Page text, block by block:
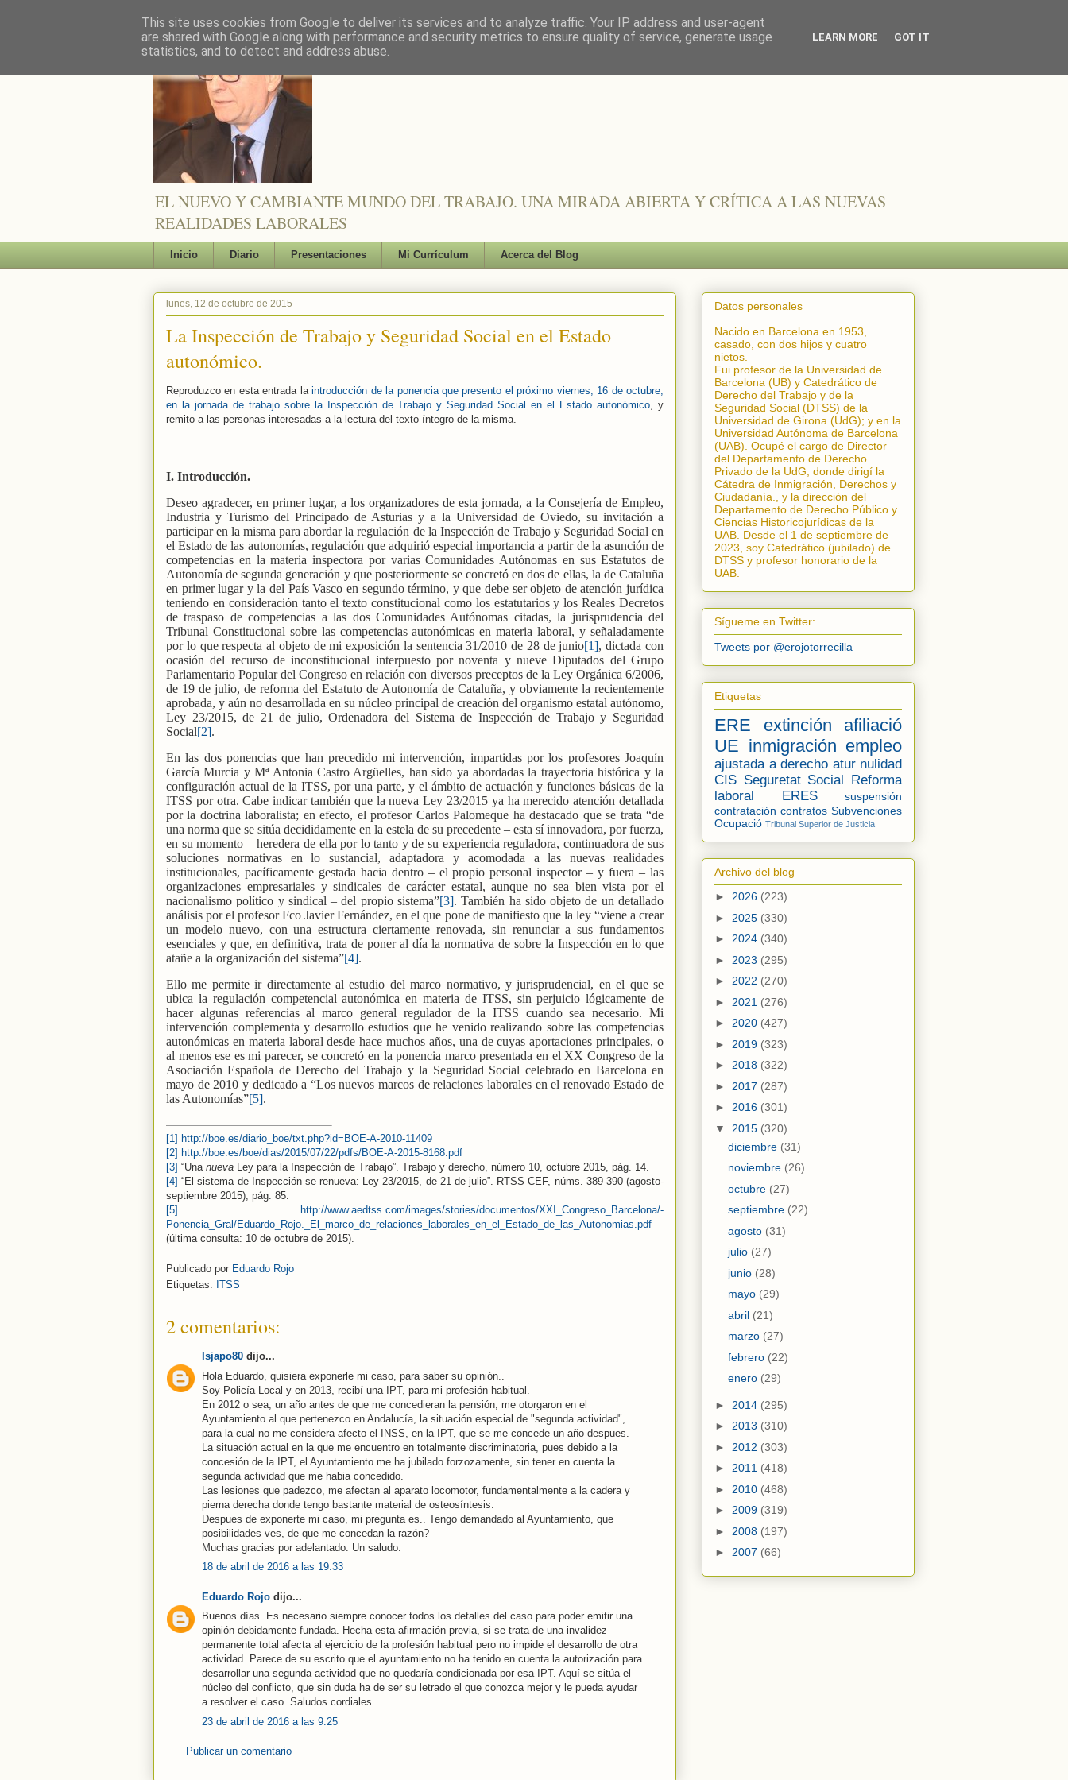
EL NUEVO Y CAMBIANTE MUNDO DEL TRABAJO. UNA MIRADA ABIERTA Y CRÍTICA A LAS NUEVAS
REALIDADES LABORALES
Inicio Diario Presentaciones Mi Currículum Acerca del Blog
lunes, 12 de octubre de 2015
La Inspección de Trabajo y Seguridad Social en el Estado
autonómico.
Reproduzco en esta entrada laintroducción de la ponencia que presento el próximo viernes, 16 de octubre,
en la jornada de trabajo sobre la Inspección de Trabajo y Seguridad Social en el Estado autonómico , y
remito a las personas interesadas a la lectura del texto íntegro de la misma.
I. Introducción.
Deseo agradecer, en primer lugar, a los organizadores de esta jornada, a la Consejería de Empleo,
Industria y Turismo del Principado de Asturias y a la Universidad de Oviedo, su invitación a
participar en la misma para abordar la regulación de la Inspección de Trabajo y Seguridad Social en
el Estado de las autonomías, regulación que adquirió especial importancia a partir de la asunción de
competencias en la materia inspectora por varias Comunidades Autónomas en sus Estatutos de
Autonomía de segunda generación y que posteriormente se concretó en dos de ellas, la de Cataluña
en primer lugar y la del País Vasco en segundo término, y que debe ser objeto de atención jurídica
teniendo en consideración tanto el texto constitucional como los estatutarios y los Reales Decretos
de traspaso de competencias a las dos Comunidades Autónomas citadas, la jurisprudencia del
Tribunal Constitucional sobre las competencias autonómicas en materia laboral, y señaladamente
por lo que respecta al objeto de mi exposición la sentencia 31/2010 de 28 de junio[1], dictada con
ocasión del recurso de inconstitucional interpuesto por noventa y nueve Diputados del Grupo
Parlamentario Popular del Congreso en relación con diversos preceptos de la Ley Orgánica 6/2006,
de 19 de julio, de reforma del Estatuto de Autonomía de Cataluña, y obviamente la recientemente
aprobada, y aún no desarrollada en su núcleo principal de creación del organismo estatal autónomo,
Ley 23/2015, de 21 de julio, Ordenadora del Sistema de Inspección de Trabajo y Seguridad
Social[2].
En las dos ponencias que han precedido mi intervención, impartidas por los profesores Joaquín
García Murcia y Mª Antonia Castro Argüelles, han sido ya abordadas la trayectoria histórica y la
configuración actual de la ITSS, por una parte, y el ámbito de actuación y funciones básicas de la
ITSS por otra. Cabe indicar también que la nueva Ley 23/2015 ya ha merecido atención detallada
por la doctrina laboralista; en efecto, el profesor Carlos Palomeque ha destacado que se trata “de
una norma que se sitúa decididamente en la estela de su precedente – esta sí innovadora, por fuerza,
en su momento – heredera de ella por lo tanto y de su experiencia reguladora, continuadora de sus
soluciones normativas en lo sustancial, adaptadora y acomodada a las nuevas realidades
institucionales, pacíficamente gestada hacia dentro – el propio personal inspector – y fuera – las
organizaciones empresariales y sindicales de carácter estatal, aunque no sea bien vista por el
nacionalismo político y sindical – del propio sistema”[3]. También ha sido objeto de un detallado
análisis por el profesor Fco Javier Fernández, en el que pone de manifiesto que la ley “viene a crear
un modelo nuevo, con una estructura ciertamente renovada, sin renunciar a sus fundamentos
esenciales y que, en definitiva, trata de poner al día la normativa de sobre la Inspección en lo que
atañe a la organización del sistema”[4].
Ello me permite ir directamente al estudio del marco normativo, y jurisprudencial, en el que se
ubica la regulación competencial autonómica en materia de ITSS, sin perjuicio lógicamente de
hacer algunas referencias al marco general regulador de la ITSS cuando sea necesario. Mi
intervención complementa y desarrollo estudios que he venido realizando sobre las competencias
autonómicas en materia laboral desde hace muchos años, una de cuyas aportaciones principales, o
al menos ese es mi parecer, se concretó en la ponencia marco presentada en el XX Congreso de la
Asociación Española de Derecho del Trabajo y la Seguridad Social celebrado en Barcelona en
mayo de 2010 y dedicado a “Los nuevos marcos de relaciones laborales en el renovado Estado de
las Autonomías”[5].
[1] http://boe.es/diario_boe/txt.php?id=BOE-A-2010-11409
[2] http://boe.es/boe/dias/2015/07/22/pdfs/BOE-A-2015-8168.pdf
[3] “Una nueva Ley para la Inspección de Trabajo”. Trabajo y derecho, número 10, octubre 2015, pág. 14.
[4] “El sistema de Inspección se renueva: Ley 23/2015, de 21 de julio”. RTSS CEF, núms. 389-390 (agosto-
septiembre 2015), pág. 85.
[5]
http://www.aedtss.com/images/stories/documentos/XXI_Congreso_Barcelona/-
Ponencia_Gral/Eduardo_Rojo._El_marco_de_relaciones_laborales_en_el_Estado_de_las_Autonomias.pdf
(última consulta: 10 de octubre de 2015).
Publicado por Eduardo Rojo
Etiquetas: ITSS
2 comentarios:
Isjapo80 dijo...
Hola Eduardo, quisiera exponerle mi caso, para saber su opinión..
Soy Policía Local y en 2013, recibí una IPT, para mi profesión habitual.
En 2012 o sea, un año antes de que me concedieran la pensión, me otorgaron en el
Ayuntamiento al que pertenezco en Andalucía, la situación especial de "segunda actividad",
para la cual no me considera afecto el INSS, en la IPT, que se me concede un año despues.
La situación actual en la que me encuentro en totalmente discriminatoria, pues debido a la
concesión de la IPT, el Ayuntamiento me ha jubilado forzozamente, sin tener en cuenta la
segunda actividad que me habia concedido.
Las lesiones que padezco, me afectan al aparato locomotor, fundamentalmente a la cadera y
pierna derecha donde tengo bastante material de osteosíntesis.
Despues de exponerte mi caso, mi pregunta es.. Tengo demandado al Ayuntamiento, que
posibilidades ves, de que me concedan la razón?
Muchas gracias por adelantado. Un saludo.
18 de abril de 2016 a las 19:33
Eduardo Rojo dijo...
Buenos días. Es necesario siempre conocer todos los detalles del caso para poder emitir una
opinión debidamente fundada. Hecha esta afirmación previa, si se trata de una invalidez
permanente total afecta al ejercicio de la profesión habitual pero no impide el desarrollo de otra
actividad. Parece de su escrito que el ayuntamiento no ha tenido en cuenta la autorización para
desarrollar una segunda actividad que no quedaría condicionada por esa IPT. Aquí se sitúa el
núcleo del conflicto, que sin duda ha de ser su letrado el que conozca mejor y le pueda ayudar
a resolver el caso. Saludos cordiales.
23 de abril de 2016 a las 9:25
Publicar un comentario
Datos personales
Nacido en Barcelona en 1953,
casado, con dos hijos y cuatro
nietos.
Fui profesor de la Universidad de
Barcelona (UB) y Catedrático de
Derecho del Trabajo y de la
Seguridad Social (DTSS) de la
Universidad de Girona (UdG); y en la
Universidad Autónoma de Barcelona
(UAB). Ocupé el cargo de Director
del Departamento de Derecho
Privado de la UdG, donde dirigí la
Cátedra de Inmigración, Derechos y
Ciudadanía.
, y la dirección del
Departamento de Derecho Público y
Ciencias Historicojurídicas de la
UAB. Desde el 1 de septiembre de
2023, soy Catedrático (jubilado) de
DTSS y profesor honorario de la
UAB.
Sígueme en Twitter:
Tweets por @erojotorrecilla
Etiquetas
ERE extinción
afiliació
UE inmigración empleo
ajustada a derecho atur nulidad
CIS Seguretat Social Reforma
laboral
ERES
suspensión
contratación contratos Subvenciones
Ocupació Tribunal Superior de Justicia
Archivo del blog
► 2026 (223)
► 2025 (330)
► 2024 (340)
► 2023 (295)
► 2022 (270)
► 2021 (276)
► 2020 (427)
► 2019 (323)
► 2018 (322)
► 2017 (287)
► 2016 (301)
▼ 2015 (320)
diciembre (31)
noviembre (26)
octubre (27)
septiembre (22)
agosto (31)
julio (27)
junio (28)
mayo (29)
abril (21)
marzo (27)
febrero (22)
enero (29)
► 2014 (295)
► 2013 (310)
► 2012 (303)
► 2011 (418)
► 2010 (468)
► 2009 (319)
► 2008 (197)
► 2007 (66)
This site uses cookies from Google to deliver its services and to analyze traffic. Your IP address and user-agent
are shared with Google along with performance and security metrics to ensure quality of service, generate usage
statistics, and to detect and address abuse.
LEARN MORE GOT IT